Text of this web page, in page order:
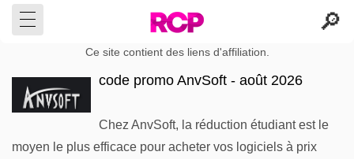
Ce site contient des liens d'affiliation.
code promo AnvSoft - août 2026
Chez AnvSoft, la réduction étudiant est le
moyen le plus efficace pour acheter vos logiciels à prix